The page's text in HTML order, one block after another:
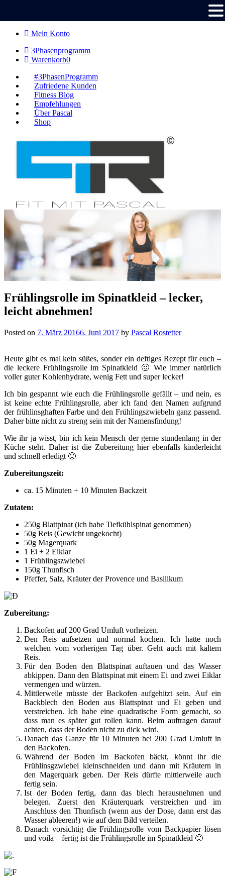
Skip
content
Mein Konto
3Phasenprogramm
Warenkorb0
#3PhasenProgramm
Zufriedene Kunden
Fitness Blog
Empfehlungen
Über Pascal
Shop
Frühlingsrolle im Spinatkleid – lecker,
leicht abnehmen!
Posted on 7. März 20166. Juni 2017 by Pascal Rostetter
Heute gibt es mal kein süßes, sonder ein deftiges Rezept für euch –
die leckere Frühlingsrolle im Spinatkleid 🙂 Wie immer natürlich
voller guter Kohlenhydrate, wenig Fett und super lecker!
Ich bin gespannt wie euch die Frühlingsrolle gefällt – und nein, es
ist keine echte Frühlingsrolle, aber ich fand den Namen aufgrund
der frühlinsghaften Farbe und den Frühlingszwiebeln ganz passend.
Daher bitte nicht zu streng sein mit der Namensfindung!
Wie ihr ja wisst, bin ich kein Mensch der gerne stundenlang in der
Küche steht. Daher ist die Zubereitung hier ebenfalls kinderleicht
und schnell erledigt 🙂
Zubereitungszeit:
ca. 15 Minuten + 10 Minuten Backzeit
Zutaten:
250g Blattpinat (ich habe Tiefkühlspinat genommen)
50g Reis (Gewicht ungekocht)
50g Magerquark
1 Ei + 2 Eiklar
1 Frühlingszwiebel
150g Thunfisch
Pfeffer, Salz, Kräuter der Provence und Basilikum
Zubereitung:
Backofen auf 200 Grad Umluft vorheizen.
Den Reis aufsetzen und normal kochen. Ich hatte noch
welchen vom vorherigen Tag über. Geht auch mit kaltem
Reis.
Für den Boden den Blattspinat auftauen und das Wasser
abkippen. Dann den Blattspinat mit einem Ei und zwei Eiklar
vermengen und würzen.
Mittlerweile müsste der Backofen aufgehitzt sein. Auf ein
Backblech den Boden aus Blattspinat und Ei geben und
verstreichen. Ich habe eine quadratische Form gemacht, so
dass man es später gut rollen kann. Beim auftragen darauf
achten, dass der Boden nicht zu dick wird.
Danach das Ganze für 10 Minuten bei 200 Grad Umluft in
den Backofen.
Während der Boden im Backofen bäckt, könnt ihr die
Frühlinsgzwiebel kleinschneiden und dann mit Kräutern in
den Magerquark geben. Der Reis dürfte mittlerweile auch
fertig sein.
Ist der Boden fertig, dann das blech herausnehmen und
belegen. Zuerst den Kräuterquark verstreichen und im
Anschluss den Thunfisch (wenn aus der Dose, dann erst das
Wasser ableeren!) wie auf dem Bild verteilen.
Danach vorsichtig die Frühlingsrolle vom Backpapier lösen
und voila – fertig ist die Frühlingsrolle im Spinatkleid 🙂